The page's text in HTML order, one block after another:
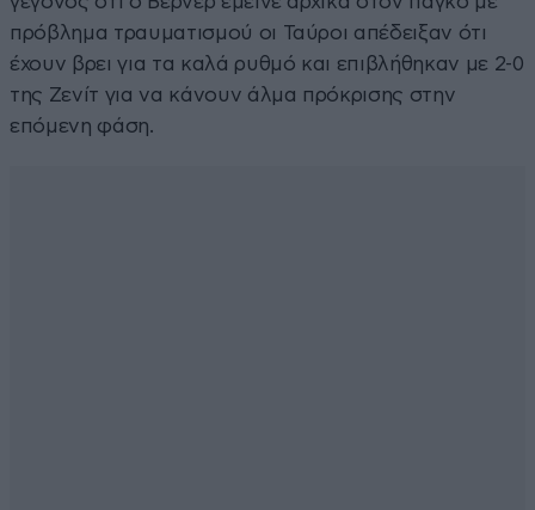
πρόβλημα τραυματισμού οι Ταύροι απέδειξαν ότι
έχουν βρει για τα καλά ρυθμό και επιβλήθηκαν με 2-0
της Ζενίτ για να κάνουν άλμα πρόκρισης στην
επόμενη φάση.